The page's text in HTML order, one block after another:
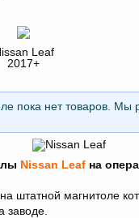
Leaf
2017+
пока нет товаров. Мы
Nissan Leaf на
штатной магнитоле
заводе.